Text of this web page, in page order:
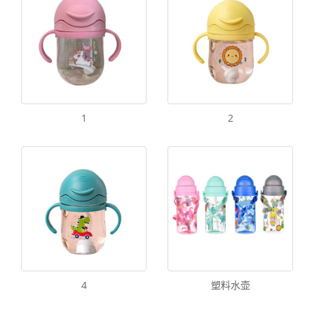
1 2
4 塑料水壶